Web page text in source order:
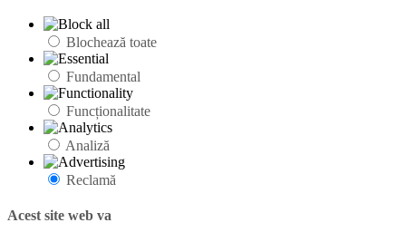
Blochează toate
Fundamental
Funcționalitate
Analiză
Reclamă
Acest site web va